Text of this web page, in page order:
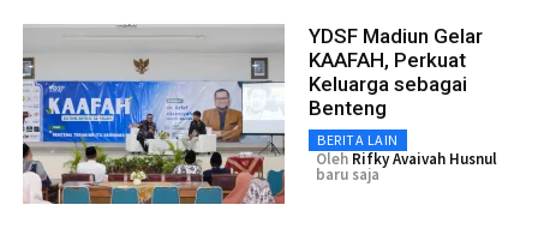
YDSF Madiun Gelar
KAAFAH, Perkuat
Keluarga sebagai
Benteng
BERITA LAIN
Oleh Rifky Avaivah Husnul
baru saja